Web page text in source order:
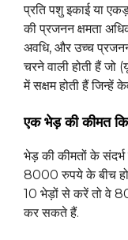
प्रति पशु इकाई या
की प्रजनन क्षमता
अवधि, और उच्च
चरने वाली होती हैं जो
में सक्षम होती हैं जिन्हें
एक भेड़ की कीमत
भेड़ की कीमतों के
8000 रुपये के बीच
10 भेड़ों से करें तो वे
कर सकते हैं.